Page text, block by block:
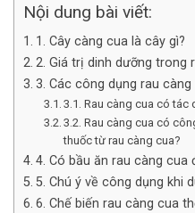
Nội dung bài viết:
1. Cây càng cua là cây gì?
2. Giá trị dinh dưỡng trong
3. Các công dụng rau càng
3.1. Rau càng cua có tác
3.2. Rau càng cua có
thuốc từ rau càng cua?
4. Có bầu ăn rau càng cua
5. Chú ý về công dụng khi
6. Chế biến rau càng cua